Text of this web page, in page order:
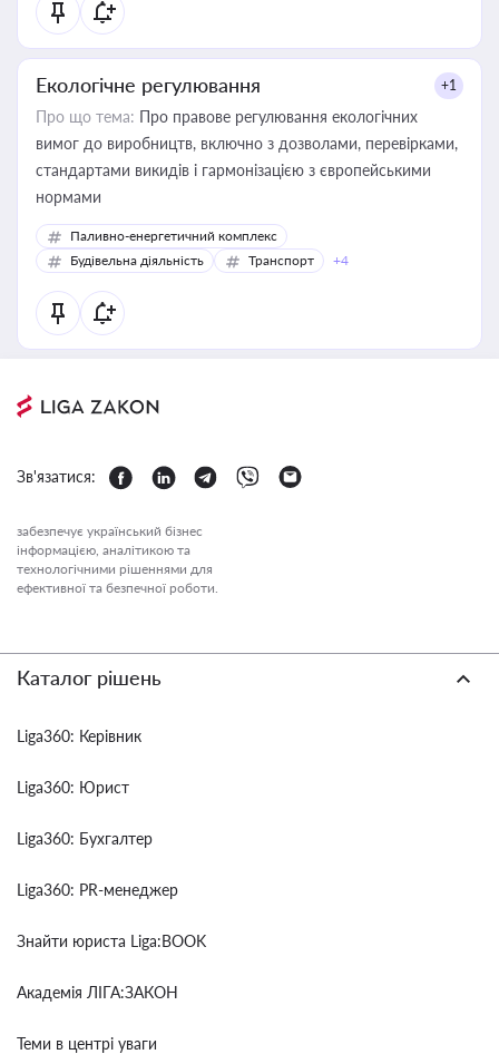
Екологічне регулювання +1
Про що тема: Про правове регулювання екологічних
вимог до виробництв, включно з дозволами, перевірками,
стандартами викидів і гармонізацією з європейськими
нормами
Паливно-енергетичний комплекс
Будівельна діяльність
Транспорт +4
Зв'язатися:
забезпечує український бізнес
інформацією, аналітикою та
технологічними рішеннями для
ефективної та безпечної роботи.
Каталог рішень
Liga360: Керівник
Liga360: Юрист
Liga360: Бухгалтер
Liga360: PR-менеджер
Знайти юриста Liga:BOOK
Академія ЛІГА:ЗАКОН
Теми в центрі уваги